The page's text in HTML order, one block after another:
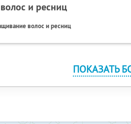
и ресниц
волос и ресниц
ПОКАЗАТЬ